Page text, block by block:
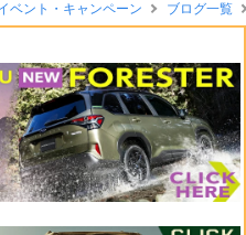
ベント・キャンペーン ブログ一覧